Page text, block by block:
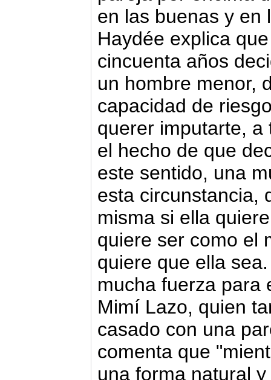
en las buenas y en
Haydée explica
cincuenta años
un hombre menor,
capacidad de
querer imputarte, a
el hecho de que
este sentido, una
esta circunstancia,
misma si ella
quiere ser como el
quiere que ella
mucha fuerza para
Mimí Lazo, quien
casado con una
comenta que
una forma natural